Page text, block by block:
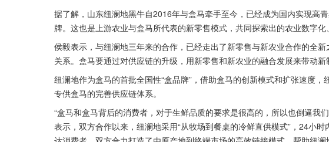
据了解，山东纽澜地黑牛自2016年与盒马牵手至今，已经成为国内实现高
牌。这也是上游农业与盒马所代表的新零售模式，共同探索出的农业数字化
侯毅表示，与纽澜地三年来的合作，已经走出了新零售与新农业合作的全
关系。盒马要通过对供应链的升级，用新零售和新农业的融合发展来带动
纽澜地作为盒马的首批全国性“盒品牌”，借助盒马的创新模式和扩张速度
专供盒马的完善供应链体系。
“盒马和盒马背后的消费者，对于生鲜品质的要求是很高的，所以也倒逼我
表示，双方合作以来，纽澜地采用“从牧场到餐桌的冷鲜直供模式”，24小